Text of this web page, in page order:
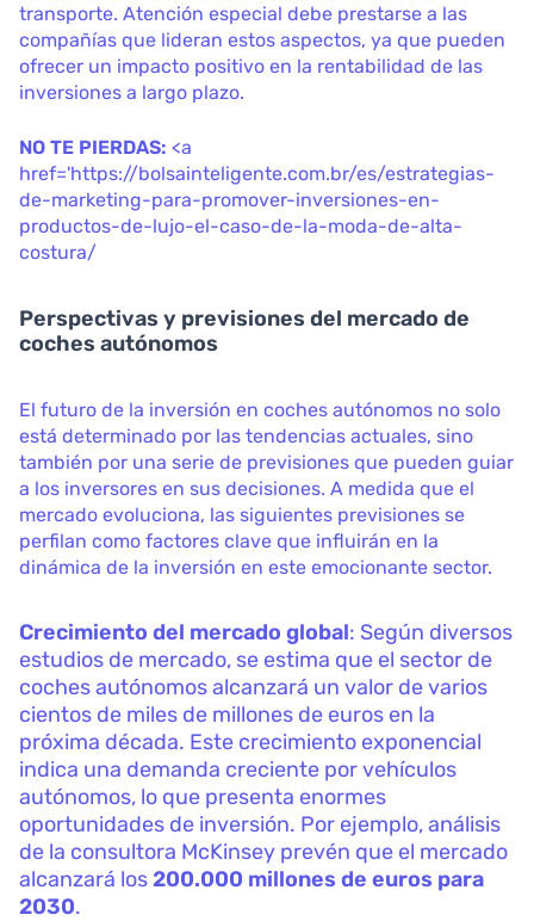
transporte. Atención especial debe prestarse a las
compañías que lideran estos aspectos, ya que pueden
ofrecer un impacto positivo en la rentabilidad de las
inversiones a largo plazo.
NO TE PIERDAS: <a
href='https://bolsainteligente.com.br/es/estrategias-
de-marketing-para-promover-inversiones-en-
productos-de-lujo-el-caso-de-la-moda-de-alta-
costura/
Perspectivas y previsiones del mercado de
coches autónomos
El futuro de la inversión en coches autónomos no solo
está determinado por las tendencias actuales, sino
también por una serie de previsiones que pueden guiar
a los inversores en sus decisiones. A medida que el
mercado evoluciona, las siguientes previsiones se
perfilan como factores clave que influirán en la
dinámica de la inversión en este emocionante sector.
Crecimiento del mercado global: Según diversos
estudios de mercado, se estima que el sector de
coches autónomos alcanzará un valor de varios
cientos de miles de millones de euros en la
próxima década. Este crecimiento exponencial
indica una demanda creciente por vehículos
autónomos, lo que presenta enormes
oportunidades de inversión. Por ejemplo, análisis
de la consultora McKinsey prevén que el mercado
alcanzará los200.000 millones de euros para
2030.